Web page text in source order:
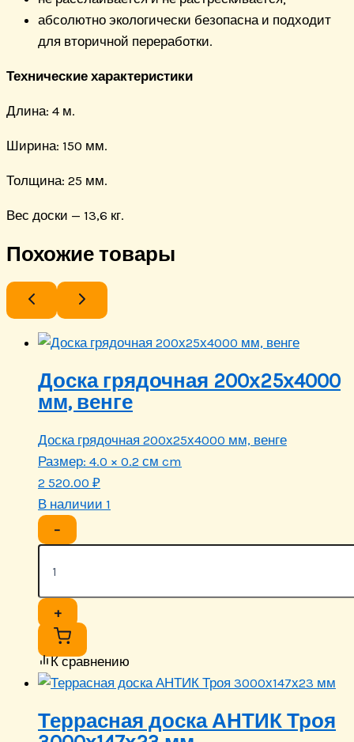
абсолютно экологически безопасна и подходит
для вторичной переработки.
Технические характеристики
Длина: 4 м.
Ширина: 150 мм.
Толщина: 25 мм.
Вес доски — 13,6 кг.
Похожие товары
Доска грядочная 200х25х4000
мм, венге
Доска грядочная 200х25х4000 мм, венге
Размер: 4.0 × 0.2 см cm
2 520.00 ₽
В наличии 1
−
+
К сравнению
Террасная доска АНТИК Троя